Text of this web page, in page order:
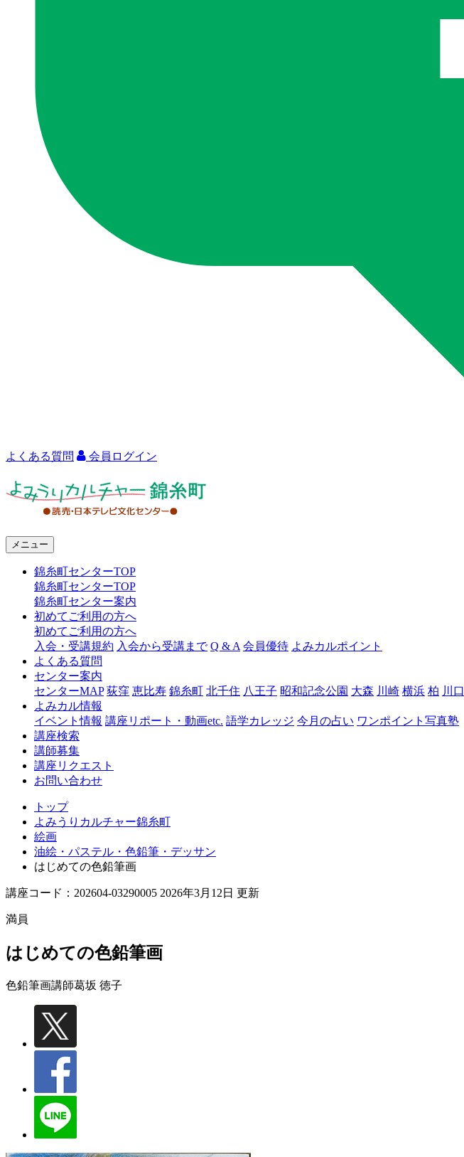
よくある質問 会員ログイン
ャ
錦
糸
メニュー
錦糸町センターTOP
錦糸町センターTOP
錦糸町センター案内
初めてご利用の方へ
初めてご利用の方へ
入会・受講規約 入会から受講まで Q & A 会員優待 よみカルポイント
よくある質問
センター案内
センターMAP 荻窪 恵比寿 錦糸町 北千住 八王子 昭和記念公園 大森 川崎 横浜 柏 川口
よみカル情報
イベント情報 講座リポート・動画etc. 語学カレッジ 今月の占い ワンポイント写真塾
講座検索
講師募集
講座リクエスト
お問い合わせ
トップ
よみうりカルチャー錦糸町
絵画
油絵・パステル・色鉛筆・デッサン
はじめての色鉛筆画
講座コード：202604-03290005 2026年3月12日 更新
満員
はじめての色鉛筆画
色鉛筆画講師葛坂 徳子